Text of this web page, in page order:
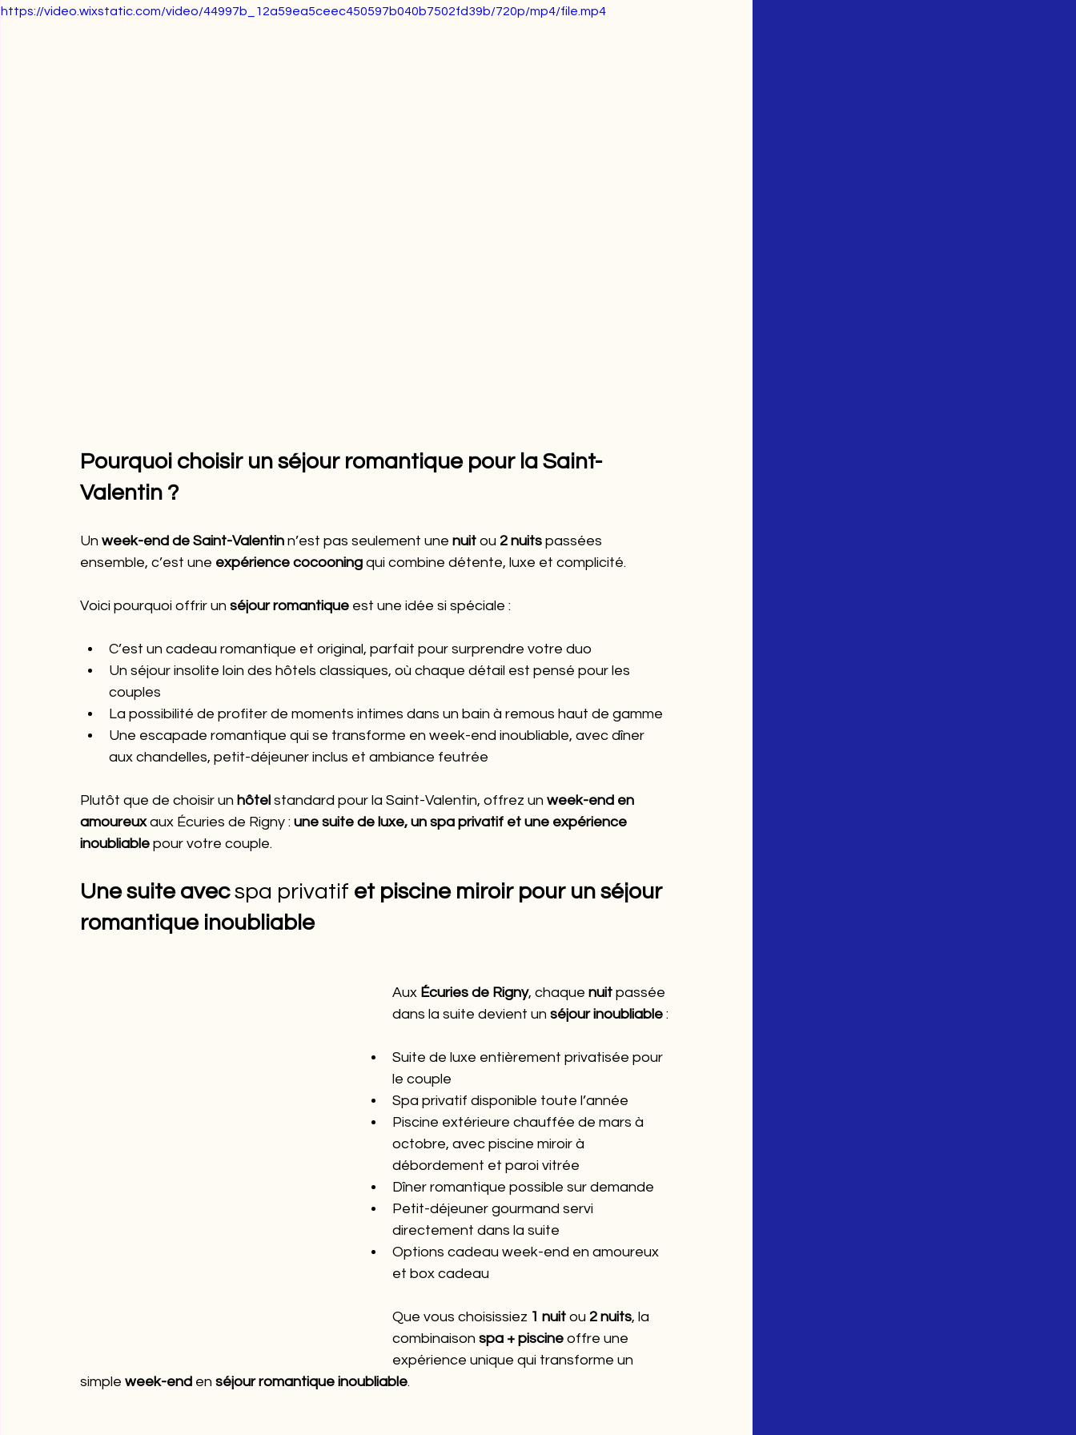
https://video.wixstatic.com/video/44997b_12a59ea5ceec450597b040b7502fd39b/720p/mp4/file.mp4
Pourquoi choisir un séjour romantique pour la Saint-
Valentin ?
Un week-end de Saint-Valentin n’est pas seulement une nuit ou 2 nuits passées
ensemble, c’est une expérience cocooning qui combine détente, luxe et complicité.
Voici pourquoi offrir un séjour romantique est une idée si spéciale :
C’est un cadeau romantique et original, parfait pour surprendre votre duo
Un séjour insolite loin des hôtels classiques, où chaque détail est pensé pour les
couples
La possibilité de profiter de moments intimes dans un bain à remous haut de gamme
Une escapade romantique qui se transforme en week-end inoubliable, avec dîner
aux chandelles, petit-déjeuner inclus et ambiance feutrée
Plutôt que de choisir un hôtel standard pour la Saint-Valentin, offrez un week-end en
amoureux aux Écuries de Rigny : une suite de luxe, un spa privatif et une expérience
inoubliable pour votre couple.
Une suite avec spa privatif et piscine miroir pour un séjour
romantique inoubliable
Aux Écuries de Rigny, chaque nuit passée
dans la suite devient un séjour inoubliable :
Suite de luxe entièrement privatisée pour
le couple
Spa privatif disponible toute l’année
Piscine extérieure chauffée de mars à
octobre, avec piscine miroir à
débordement et paroi vitrée
Dîner romantique possible sur demande
Petit-déjeuner gourmand servi
directement dans la suite
Options cadeau week-end en amoureux
et box cadeau
Que vous choisissiez 1 nuit ou 2 nuits, la
combinaison spa + piscine offre une
expérience unique qui transforme un
simple week-end en séjour romantique inoubliable.